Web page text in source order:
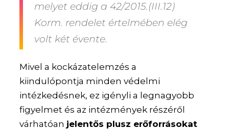
melyet eddig a 42/2015.(III.12)
Korm. rendelet értelmében elég
volt két évente.
Mivel a kockázatelemzés a
kiindulópontja minden védelmi
intézkedésnek, ez igényli a legnagyobb
figyelmet és az intézmények részéről
várhatóan jelentős plusz erőforrásokat